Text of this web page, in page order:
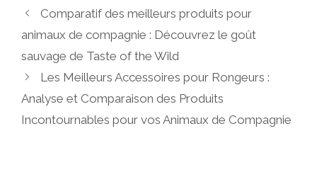
Comparatif des meilleurs produits pour
animaux de compagnie : Découvrez le goût
sauvage de Taste of the Wild
Les Meilleurs Accessoires pour Rongeurs :
Analyse et Comparaison des Produits
Incontournables pour vos Animaux de Compagnie